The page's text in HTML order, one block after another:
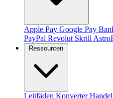
Apple Pay Google Pay
PayPal Revolut Skrill
Ressourcen
Leitfäden KonverterHandel